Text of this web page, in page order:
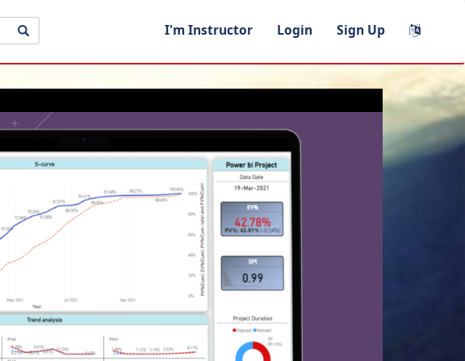
I'm Instructor Login Sign Up